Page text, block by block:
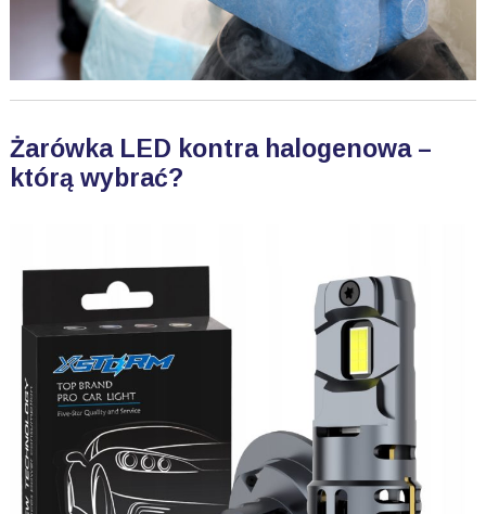
Żarówka LED kontra halogenowa –
którą wybrać?